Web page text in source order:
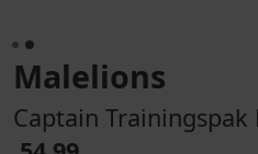
Malelions
Captain